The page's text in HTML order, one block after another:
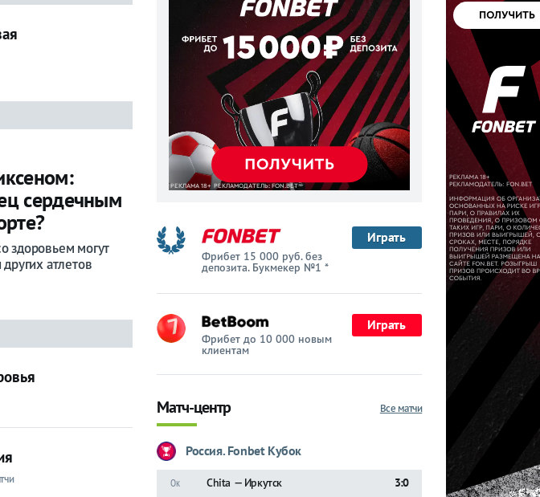
сердечным
здоровьем могут
атлетов
Фрибет 15 000 руб. без
депозита. Букмекер №1 *
Играть
Фрибет до 10 000 новым
клиентам
Играть
Все матчи
Матч-центр
Россия. Fonbet Кубок
Ок Chita — Иркутск 3:0